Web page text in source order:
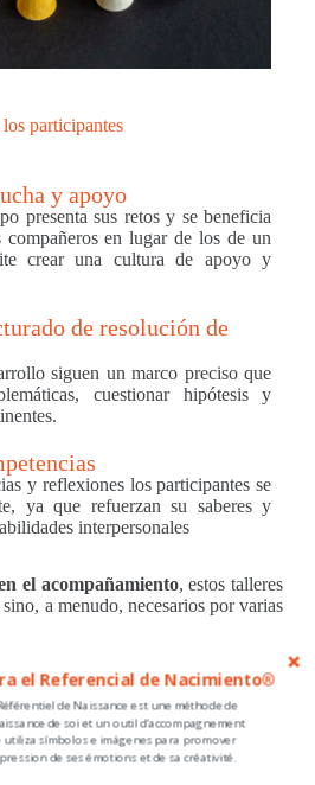
participantes
y apoyo
presenta sus retos y se beneficia
compañeros en lugar de los de un
crear una cultura de apoyo y
de resolución de
siguen un marco preciso que
cuestionar hipótesis y
y reflexiones los participantes se
ya que refuerzan su saberes y
interpersonales
el acompañamiento, estos talleres
a menudo, necesarios por varias
los métodos.
: al reflexionar sobre las
compartirlas con sus colegas, los
el agotamiento (burnout) y
su trabajo.
servicio :
el Referencial de Nacimiento®
de Naissance est une méthode de
de soi et un outil d'accompagnement
utiliza símbolos e imágenes para promover
de ses émotions et de sa créativité.